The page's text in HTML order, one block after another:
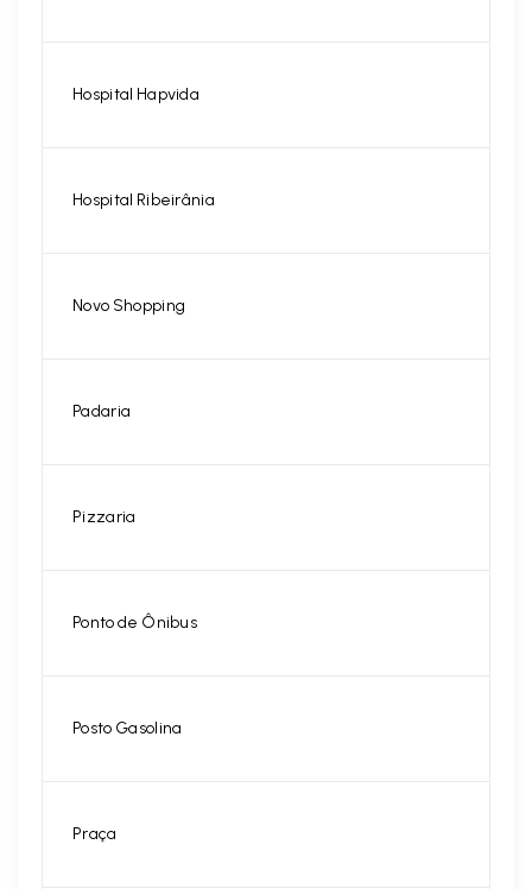
Hospital Hapvida
Hospital Ribeirânia
Novo Shopping
Padaria
Pizzaria
Ponto de Ônibus
Posto Gasolina
Praça